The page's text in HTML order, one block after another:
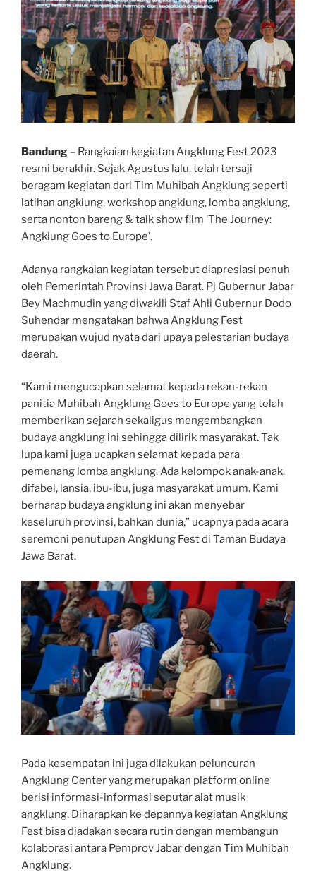
Bandung – Rangkaian kegiatan Angklung Fest 2023
resmi berakhir. Sejak Agustus lalu, telah tersaji
beragam kegiatan dari Tim Muhibah Angklung seperti
latihan angklung, workshop angklung, lomba angklung,
serta nonton bareng & talk show film ‘The Journey:
Angklung Goes to Europe’.
Adanya rangkaian kegiatan tersebut diapresiasi penuh
oleh Pemerintah Provinsi Jawa Barat. Pj Gubernur Jabar
Bey Machmudin yang diwakili Staf Ahli Gubernur Dodo
Suhendar mengatakan bahwa Angklung Fest
merupakan wujud nyata dari upaya pelestarian budaya
daerah.
“Kami mengucapkan selamat kepada rekan-rekan
panitia Muhibah Angklung Goes to Europe yang telah
memberikan sejarah sekaligus mengembangkan
budaya angklung ini sehingga dilirik masyarakat. Tak
lupa kami juga ucapkan selamat kepada para
pemenang lomba angklung. Ada kelompok anak-anak,
difabel, lansia, ibu-ibu, juga masyarakat umum. Kami
berharap budaya angklung ini akan menyebar
keseluruh provinsi, bahkan dunia,” ucapnya pada acara
seremoni penutupan Angklung Fest di Taman Budaya
Jawa Barat.
Pada kesempatan ini juga dilakukan peluncuran
Angklung Center yang merupakan platform online
berisi informasi-informasi seputar alat musik
angklung. Diharapkan ke depannya kegiatan Angklung
Fest bisa diadakan secara rutin dengan membangun
kolaborasi antara Pemprov Jabar dengan Tim Muhibah
Angklung.